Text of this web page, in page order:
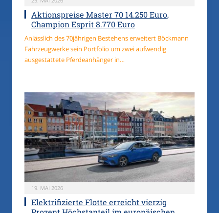
Aktionspreise Master 70 14.250 Euro,
Champion Esprit 8.770 Euro
Anlässlich des 70jährigen Bestehens erweitert Böckmann
Fahrzeugwerke sein Portfolio um zwei aufwendig
ausgestattete Pferdeanhänger in…
19. MAI 2026
Elektrifizierte Flotte erreicht vierzig